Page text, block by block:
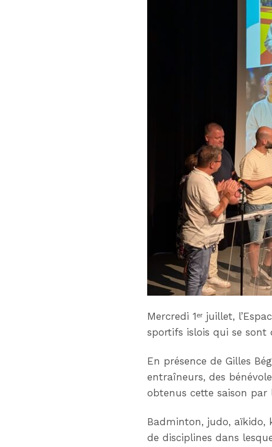
Mercredi 1ᵉʳ juillet,
sportifs islois qui se sont
En présence de Gilles
entraîneurs, des
obtenus cette saison
Badminton, judo,
de disciplines dans